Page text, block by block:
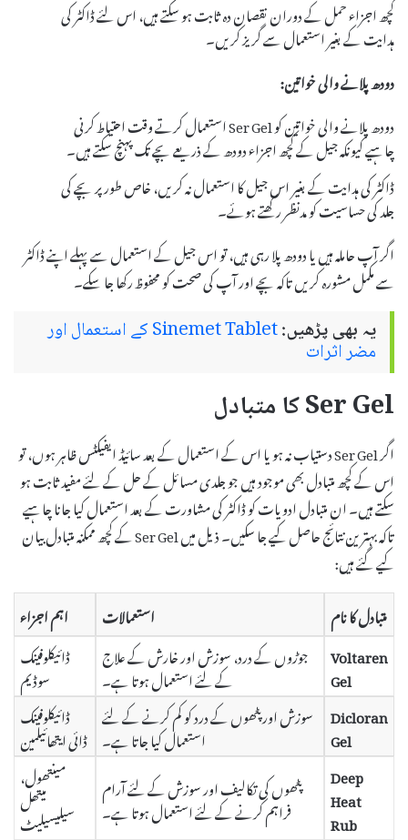
کچھ اجزاء حمل کے دوران نقصان دہ ثابت ہو سکتے ہیں، اس لئے ڈاکٹر کی
ہدایت کے بغیر استعمال سے گریز کریں۔
دودھ پلانے والی خواتین:
دودھ پلانے والی خواتین کو Ser Gel استعمال کرتے وقت احتیاط کرنی
چاہیے کیونکہ جیل کے کچھ اجزاء دودھ کے ذریعے بچے تک پہنچ سکتے ہیں۔
ڈاکٹر کی ہدایت کے بغیر اس جیل کا استعمال نہ کریں، خاص طور پر بچے کی
جلد کی حساسیت کو مدنظر رکھتے ہوئے۔
اگر آپ حاملہ ہیں یا دودھ پلا رہی ہیں، تو اس جیل کے استعمال سے پہلے اپنے ڈاکٹر
سے مکمل مشورہ کریں تاکہ بچے اور آپ کی صحت کو محفوظ رکھا جا سکے۔
یہ بھی پڑھیں: Sinemet Tablet کے استعمال اور
مضر اثرات
Ser Gel کا متبادل
اگر Ser Gel دستیاب نہ ہو یا اس کے استعمال کے بعد سائیڈ ایفیکٹس ظاہر ہوں، تو
اس کے کچھ متبادل بھی موجود ہیں جو جلدی مسائل کے حل کے لئے مفید ثابت ہو
سکتے ہیں۔ ان متبادل ادویات کو ڈاکٹر کی مشاورت کے بعد استعمال کیا جانا چاہیے
تاکہ بہترین نتائج حاصل کیے جا سکیں۔ ذیل میں Ser Gel کے کچھ ممکنہ متبادل بیان
کیے گئے ہیں:
متبادل کا نام
استعمالات
اہم اجزاء
Voltaren
Gel
جوڑوں کے درد، سوزش اور خارش کے علاج
کے لئے استعمال ہوتا ہے۔
ڈائیکلوفینک
سوڈیم
Dicloran
Gel
سوزش اور پٹھوں کے درد کو کم کرنے کے لئے
استعمال کیا جاتا ہے۔
ڈائیکلوفینک
ڈائی ایتھائیلمین
Deep
Heat
Rub
پٹھوں کی تکالیف اور سوزش کے لئے آرام
فراہم کرنے کے لئے استعمال ہوتا ہے۔
مینتھول،
میتھل
سیلیسیلیٹ